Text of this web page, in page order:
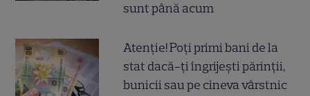
sunt până acum
Atenție! Poți primi bani de la
stat dacă-ți îngrijești părinții,
bunicii sau pe cineva vârstnic